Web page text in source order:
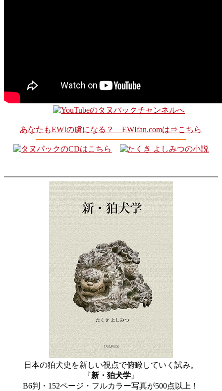
あなたもEWIの虜になる？ EWIfan.comは⇒こちら
日本の狛犬史を新しい視点で俯瞰していく試み。
『新・狛犬学 』
B6判・152ページ・フルカラー写真が500点以上！